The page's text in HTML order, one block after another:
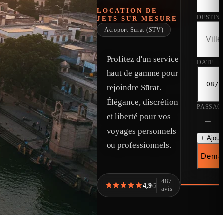
LOCATION DE
JETS SUR MESURE
Aéroport Surat (STV)
Profitez d'un service
haut de gamme pour
rejoindre Sūrat.
Élégance, discrétion
et liberté pour vos
voyages personnels
ou professionnels.
4,9/5
487
avis
DATE
−
+